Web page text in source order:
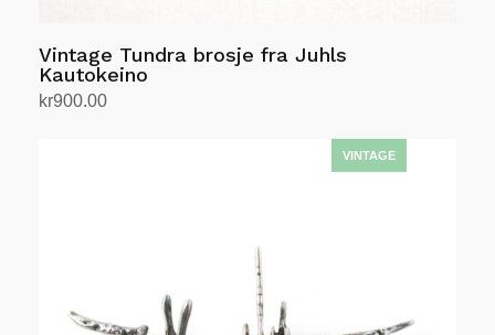
Vintage Tundra brosje fra Juhls
Kautokeino
kr900.00